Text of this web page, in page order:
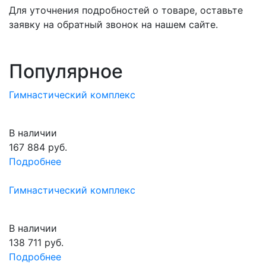
Для уточнения подробностей о товаре, оставьте
заявку на обратный звонок на нашем сайте.
Популярное
Гимнастический комплекс
В наличии
167 884 руб.
Подробнее
Гимнастический комплекс
В наличии
138 711 руб.
Подробнее